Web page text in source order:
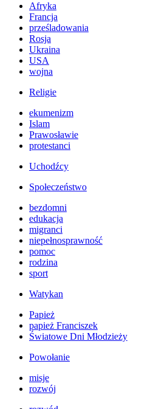
Afryka
Francja
prześladowania
Rosja
Ukraina
USA
wojna
Religie
ekumenizm
Islam
Prawosławie
protestanci
Uchodźcy
Społeczeństwo
bezdomni
edukacja
migranci
niepełnosprawność
pomoc
rodzina
sport
Watykan
Papież
papież Franciszek
Światowe Dni Młodzieży
Powołanie
misje
rozwój